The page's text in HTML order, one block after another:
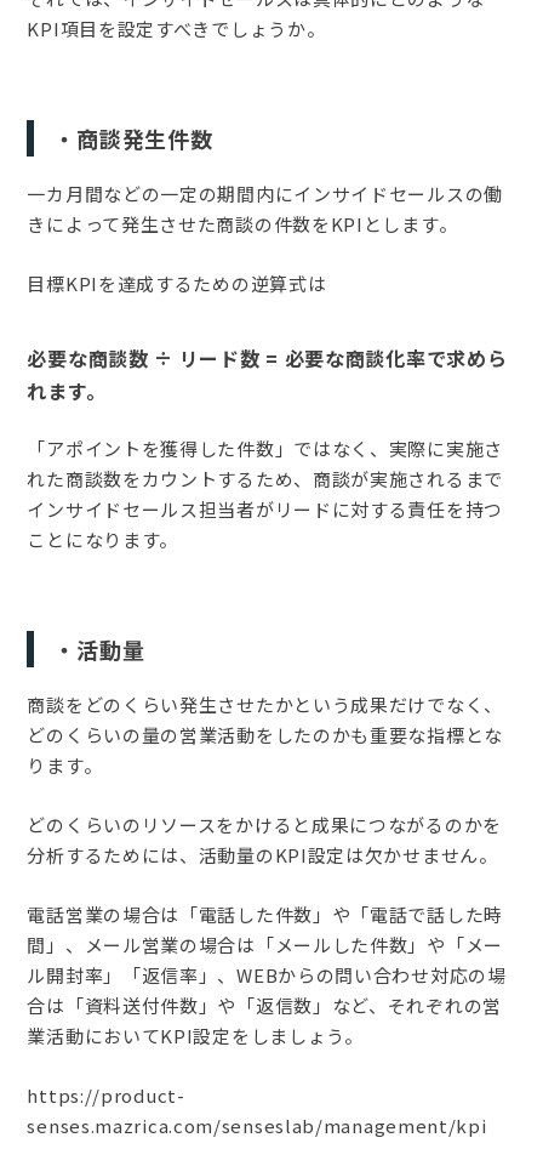
KPI項目を設定すべきでしょうか。
・商談発生件数
一カ月間などの一定の期間内にインサイドセールスの働
きによって発生させた商談の件数をKPIとします。
目標KPIを達成するための逆算式は
必要な商談数 ÷ リード数 = 必要な商談化率で求めら
れます。
「アポイントを獲得した件数」ではなく、実際に実施さ
れた商談数をカウントするため、商談が実施されるまで
インサイドセールス担当者がリードに対する責任を持つ
ことになります。
・活動量
商談をどのくらい発生させたかという成果だけでなく、
どのくらいの量の営業活動をしたのかも重要な指標とな
ります。
どのくらいのリソースをかけると成果につながるのかを
分析するためには、活動量のKPI設定は欠かせません。
電話営業の場合は「電話した件数」や「電話で話した時
間」、メール営業の場合は「メールした件数」や「メー
ル開封率」「返信率」、WEBからの問い合わせ対応の場
合は「資料送付件数」や「返信数」など、それぞれの営
業活動においてKPI設定をしましょう。
https://product-
senses.mazrica.com/senseslab/management/kpi